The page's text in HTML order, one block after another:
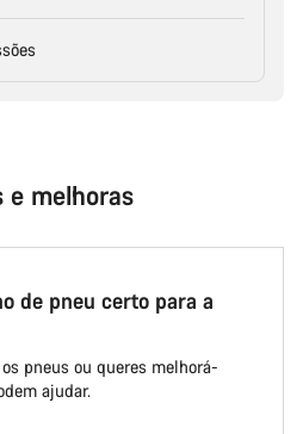
e melhoras
de pneu certo para a
pneus ou queres melhorá-
ajudar.